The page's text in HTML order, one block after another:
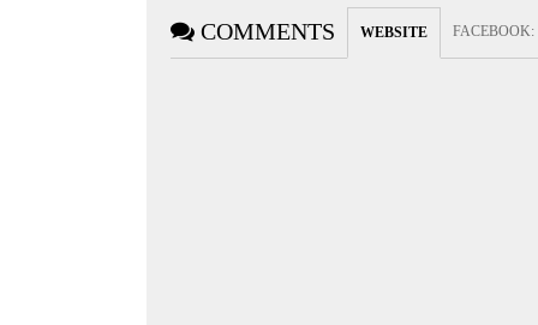
COMMENTS WEBSITE FACEBOOK: